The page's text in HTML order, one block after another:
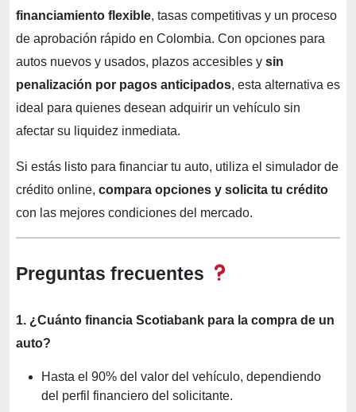
financiamiento flexible, tasas competitivas y un proceso
de aprobación rápido en Colombia. Con opciones para
autos nuevos y usados, plazos accesibles y sin
penalización por pagos anticipados, esta alternativa es
ideal para quienes desean adquirir un vehículo sin
afectar su liquidez inmediata.
Si estás listo para financiar tu auto, utiliza el simulador de
crédito online, compara opciones y solicita tu crédito
con las mejores condiciones del mercado.
Preguntas frecuentes
1. ¿Cuánto financia Scotiabank para la compra de un
auto?
Hasta el 90% del valor del vehículo, dependiendo
del perfil financiero del solicitante.